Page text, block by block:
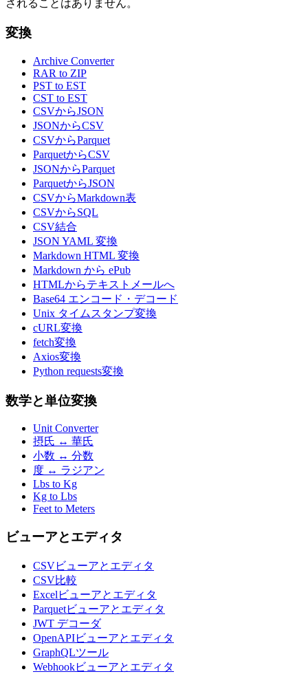
されることはありません。
変換
Archive Converter
RAR to ZIP
PST to EST
CST to EST
CSVからJSON
JSONからCSV
CSVからParquet
ParquetからCSV
JSONからParquet
ParquetからJSON
CSVからMarkdown表
CSVからSQL
CSV結合
JSON YAML 変換
Markdown HTML 変換
Markdown から ePub
HTMLからテキストメールへ
Base64 エンコード・デコード
Unix タイムスタンプ変換
cURL変換
fetch変換
Axios変換
Python requests変換
数学と単位変換
Unit Converter
摂氏 ↔ 華氏
小数 ↔ 分数
度 ↔ ラジアン
Lbs to Kg
Kg to Lbs
Feet to Meters
ビューアとエディタ
CSVビューアとエディタ
CSV比較
Excelビューアとエディタ
Parquetビューアとエディタ
JWT デコーダ
OpenAPIビューアとエディタ
GraphQLツール
Webhookビューアとエディタ